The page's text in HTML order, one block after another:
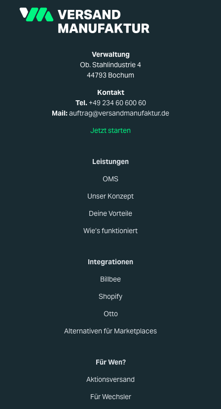
Verwaltung
Ob. Stahlindustrie 4
44793 Bochum
Kontakt
Tel.+49 234 60 600 60
Mail:auftrag@versandmanufaktur.de
Jetzt starten
Leistungen
OMS
Unser Konzept
Deine Vorteile
Wie’s funktioniert
Integrationen
Billbee
Shopify
Otto
Alternativen für Marketplaces
Für Wen?
Aktionsversand
Für Wechsler